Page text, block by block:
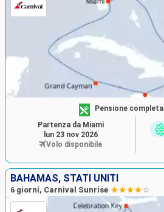
Pensione completa
Partenza da Miami
lun 23 nov 2026
Volo disponibile
BAHAMAS, STATI UNITI
6 giorni, Carnival Sunrise